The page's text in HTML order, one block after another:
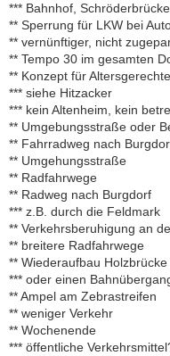
*** Bahnhof, Schröderbrücke
** Sperrung für LKW bei
** vernünftiger, nicht
** Tempo 30 im gesamten
** Konzept für
*** siehe Hitzacker
*** kein Altenheim, kein
** Umgebungsstraße oder
** Fahrradweg nach
** Umgehungsstraße
** Radfahrwege
** Radweg nach Burgdorf
*** z.B. durch die Feldmark
** Verkehrsberuhigung an
** breitere Radfahrwege
** Wiederaufbau Holzbrücke
*** oder einen
** Ampel am Zebrastreifen
** weniger Verkehr
** Wochenende
*** öffentliche